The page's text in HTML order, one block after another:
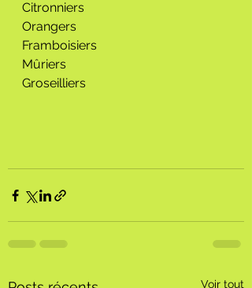
Citronniers
Orangers
Framboisiers
Mûriers
Groseilliers
Voir tout